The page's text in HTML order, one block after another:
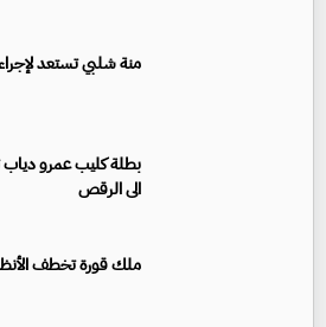
منة شلبي تستعد
بطلة كليب عمرو
الى الرقص
ملك قورة تخطف